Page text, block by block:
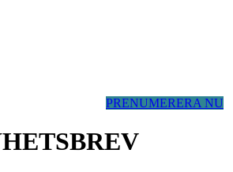
PRENUMERERA NU